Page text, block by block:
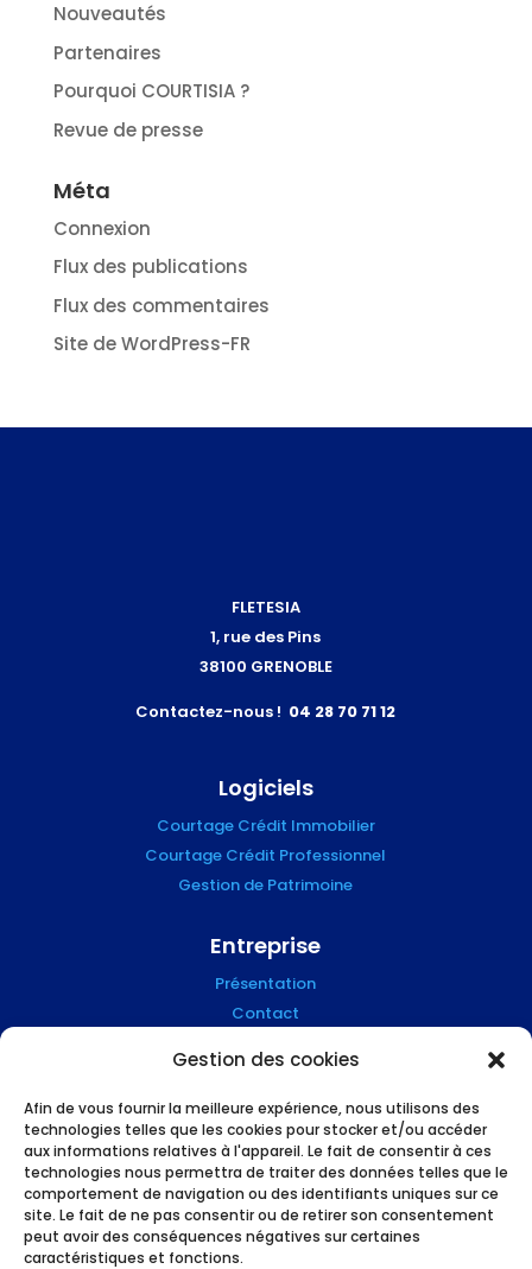
Gestion des cookies
Afin de vous fournir la meilleure expérience, nous utilisons des
technologies telles que les cookies pour stocker et/ou accéder
aux informations relatives à l'appareil. Le fait de consentir à ces
technologies nous permettra de traiter des données telles que le
comportement de navigation ou des identifiants uniques sur ce
site. Le fait de ne pas consentir ou de retirer son consentement
peut avoir des conséquences négatives sur certaines
caractéristiques et fonctions.
Nouveautés
Partenaires
Pourquoi COURTISIA ?
Revue de presse
Méta
Connexion
Flux des publications
Flux des commentaires
Site de WordPress-FR
FLETESIA
1, rue des Pins
38100 GRENOBLE
Contactez-nous ! 04 28 70 71 12
Logiciels
Courtage Crédit Immobilier
Courtage Crédit Professionnel
Gestion de Patrimoine
Entreprise
Présentation
Contact
Mention Légales
Suivez-nous !